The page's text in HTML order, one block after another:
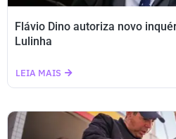
Flávio Dino autoriza novo
Lulinha
LEIA MAIS